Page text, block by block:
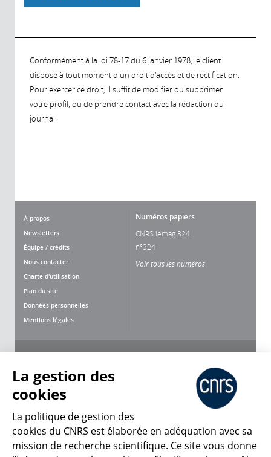
Conformément à la loi 78-17 du 6 janvier 1978, le client
dispose à tout moment d'un droit d'accès et de rectification.
Pour exercer ce droit, il suffit de modifier ou supprimer
votre profil, ou de prendre contact avec la rédaction du
journal.
À propos
Newsletters
Équipe / crédits
Nous contacter
Charte d'utilisation
Plan du site
Données personnelles
Mentions légales
Numéros papiers
CNRS lemag 324
n°324
Voir tous les numéros
CNRS Le Mag
La gestion des
cookies
La politique de gestion des
cookies du CNRS est élaborée en adéquation avec sa
mission de recherche scientifique. Ce site vous donne